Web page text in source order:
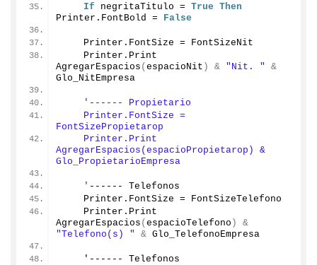
If negritaTitulo = True Then
Printer. FontBold = False
    Printer.
FontSize = FontSizeNit
    Printer.
Print
AgregarEspacios (espacioNit ) & "Nit. "
&
Glo_NitEmpresa
'------ Propietario
    Printer.FontSize =
FontSizePropietarop
    Printer.Print
AgregarEspacios(espacioPropietarop) &
Glo_PropietarioEmpresa
    '
------ Telefonos
    Printer.
FontSize = FontSizeTelefono
    Printer.
Print
AgregarEspacios (espacioTelefono )
&
"Telefono(s) "
& Glo_TelefonoEmpresa
    '------ Telefonos